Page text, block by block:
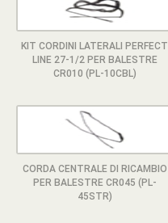
KIT CORDINI LATERALI PERFECT
LINE 27-1/2 PER BALESTRE
CR010 (PL-10CBL)
CORDA CENTRALE DI RICAMBIO
PER BALESTRE CR045 (PL-
45STR)